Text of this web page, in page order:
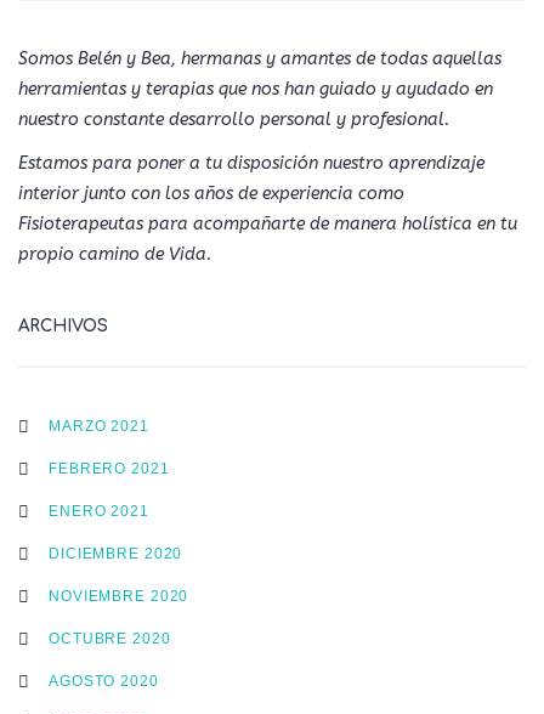
Somos Belén y Bea, hermanas y amantes de todas aquellas
herramientas y terapias que nos han guiado y ayudado en
nuestro constante desarrollo personal y profesional.
Estamos para poner a tu disposición nuestro aprendizaje
interior junto con los años de experiencia como
Fisioterapeutas para acompañarte de manera holística en tu
propio camino de Vida.
ARCHIVOS
MARZO 2021
FEBRERO 2021
ENERO 2021
DICIEMBRE 2020
NOVIEMBRE 2020
OCTUBRE 2020
AGOSTO 2020